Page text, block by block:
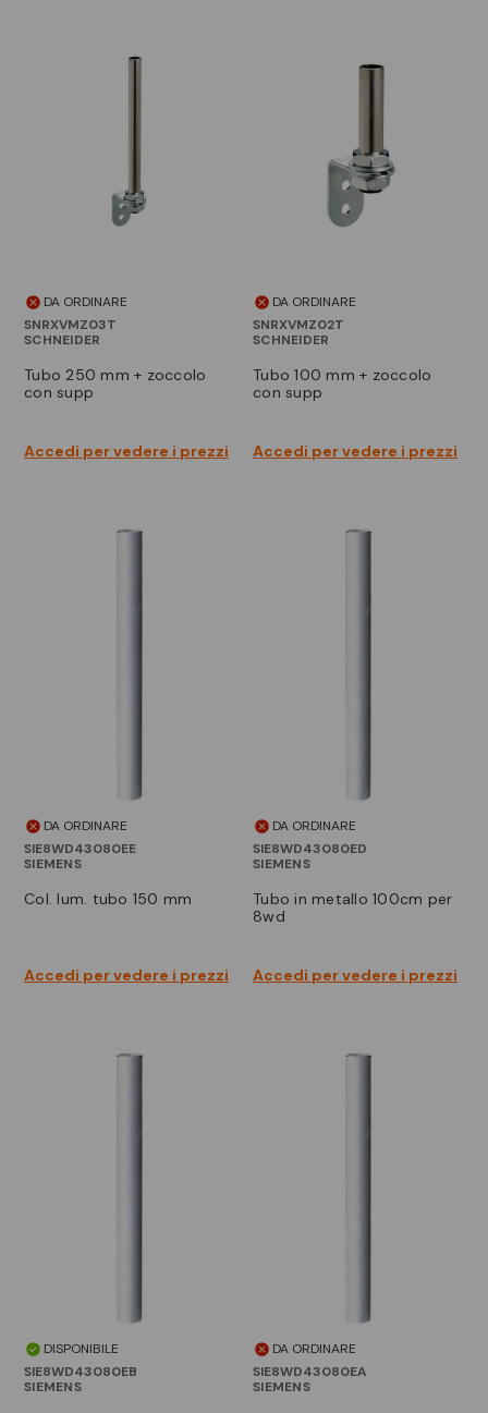
DA ORDINARE
SNRXVMZ03T
SCHNEIDER
tubo 250 mm + zoccolo
con supp
Accedi per vedere i prezzi
DA ORDINARE
SNRXVMZ02T
SCHNEIDER
tubo 100 mm + zoccolo
con supp
Accedi per vedere i prezzi
DA ORDINARE
SIE8WD43080EE
SIEMENS
col. lum. tubo 150 mm
Accedi per vedere i prezzi
DA ORDINARE
SIE8WD43080ED
SIEMENS
tubo in metallo 100cm per
8wd
Accedi per vedere i prezzi
DISPONIBILE
SIE8WD43080EB
SIEMENS
DA ORDINARE
SIE8WD43080EA
SIEMENS